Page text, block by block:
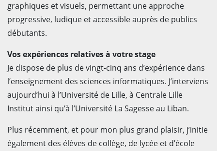
graphiques et visuels, permettant une approche
progressive, ludique et accessible auprès de publics
débutants.
Vos expériences relatives à votre stage
Je dispose de plus de vingt-cinq ans d’expérience dans
l’enseignement des sciences informatiques. J’interviens
aujourd’hui à l’Université de Lille, à Centrale Lille
Institut ainsi qu’à l’Université La Sagesse au Liban.
Plus récemment, et pour mon plus grand plaisir, j’initie
également des élèves de collège, de lycée et d’école